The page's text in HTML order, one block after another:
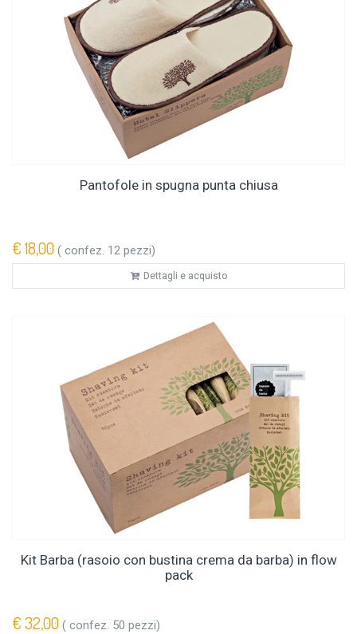
Pantofole in spugna punta chiusa
€ 18,00 ( confez. 12 pezzi)
Dettagli e acquisto
Kit Barba (rasoio con bustina crema da barba) in flow
pack
€ 32,00 ( confez. 50 pezzi)